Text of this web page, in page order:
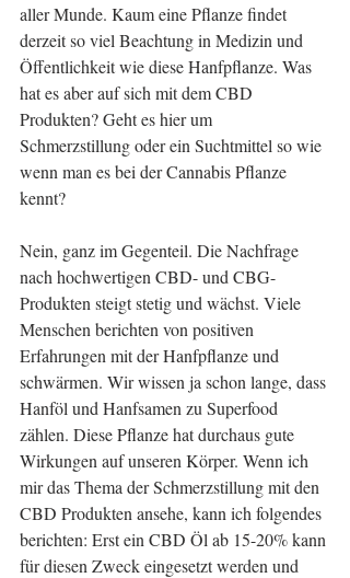
aller Munde. Kaum eine Pflanze findet
derzeit so viel Beachtung in Medizin und
Öffentlichkeit wie diese Hanfpflanze. Was
hat es aber auf sich mit dem CBD
Produkten? Geht es hier um
Schmerzstillung oder ein Suchtmittel so wie
wenn man es bei der Cannabis Pflanze
kennt?
Nein, ganz im Gegenteil. Die Nachfrage
nach hochwertigen CBD- und CBG-
Produkten steigt stetig und wächst. Viele
Menschen berichten von positiven
Erfahrungen mit der Hanfpflanze und
schwärmen. Wir wissen ja schon lange, dass
Hanföl und Hanfsamen zu Superfood
zählen. Diese Pflanze hat durchaus gute
Wirkungen auf unseren Körper. Wenn ich
mir das Thema der Schmerzstillung mit den
CBD Produkten ansehe, kann ich folgendes
berichten: Erst ein CBD Öl ab 15-20% kann
für diesen Zweck eingesetzt werden und